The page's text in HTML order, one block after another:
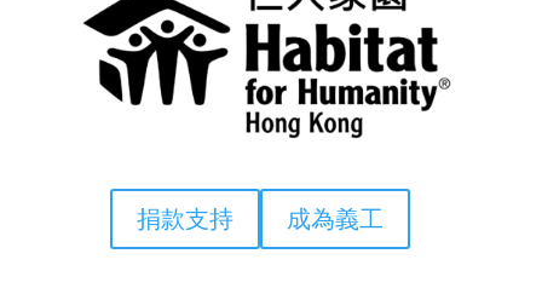
捐款支持 成為義工